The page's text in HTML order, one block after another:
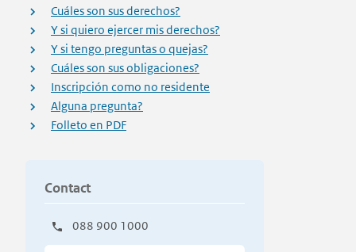
Cuáles son sus derechos?
Y si quiero ejercer mis derechos?
Y si tengo preguntas o quejas?
Cuáles son sus obligaciones?
Inscripción como no residente
Alguna pregunta?
Folleto en PDF
Contact
088 900 1000